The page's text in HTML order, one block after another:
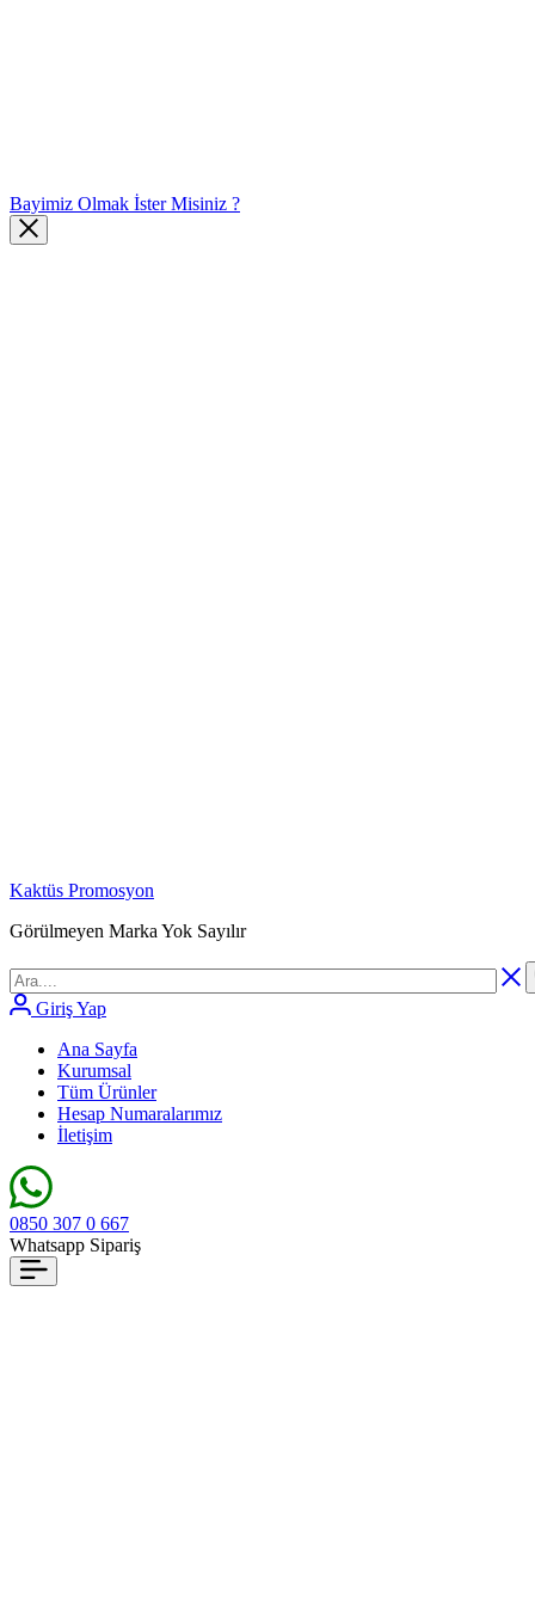
Bayimiz Olmak İster Misiniz ?
Kaktüs Promosyon
Görülmeyen Marka Yok Sayılır
Giriş Yap
Ana Sayfa
Kurumsal
Tüm Ürünler
Hesap Numaralarımız
İletişim
0850 307 0 667
Whatsapp Sipariş